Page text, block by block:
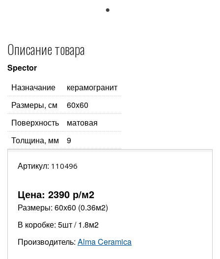
Описание товара
Spector
Назначание
керамогранит
Размеры, см
60x60
Поверхность
матовая
Толщина, мм
9
Артикул: 110496
Цена: 2390 р/м2
Размеры: 60х60 (0.36м2)
В коробке: 5шт / 1.8м2
Производитель: Alma Ceramica